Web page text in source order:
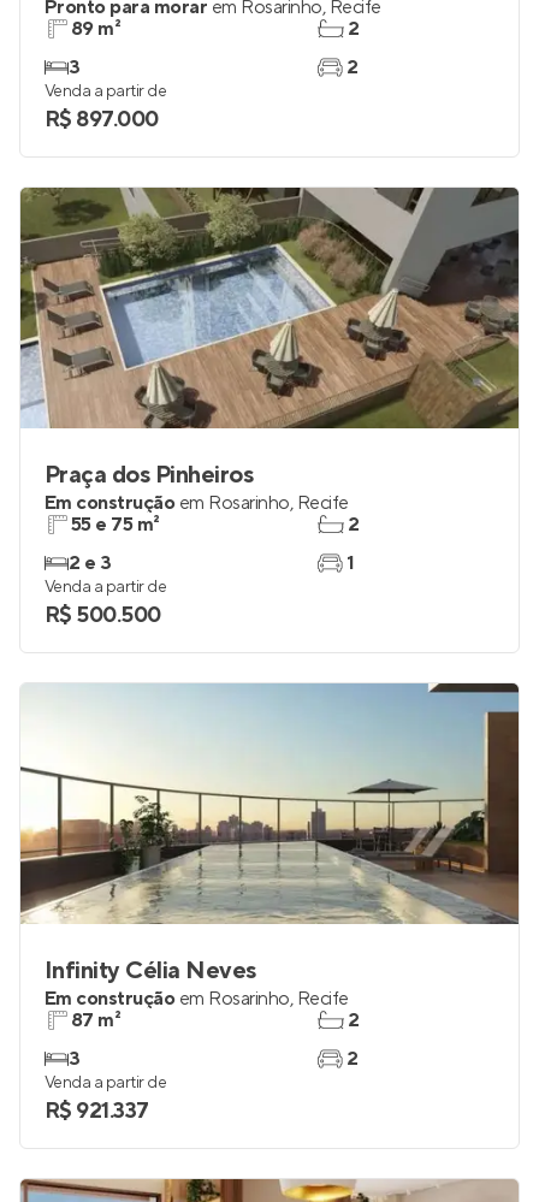
Pronto para morar em Rosarinho, Recife
89 m²
3
2
2
Venda a partir de
R$ 897.000
Praça dos Pinheiros
Em construção em Rosarinho, Recife
55 e 75 m²
2 e 3
2
1
Venda a partir de
R$ 500.500
Infinity Célia Neves
Em construção em Rosarinho, Recife
87 m²
3
2
2
Venda a partir de
R$ 921.337